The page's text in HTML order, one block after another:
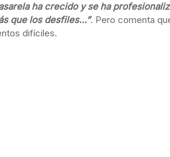
ha crecido y se ha
que los desfiles…”. Pero comenta
difíciles.